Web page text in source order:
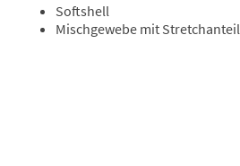
Softshell
Mischgewebe mit Stretchanteil